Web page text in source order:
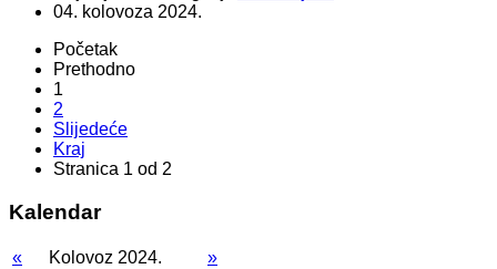
04. kolovoza 2024.
Početak
Prethodno
1
2
Slijedeće
Kraj
Stranica 1 od 2
Kalendar
« Kolovoz 2024.
»